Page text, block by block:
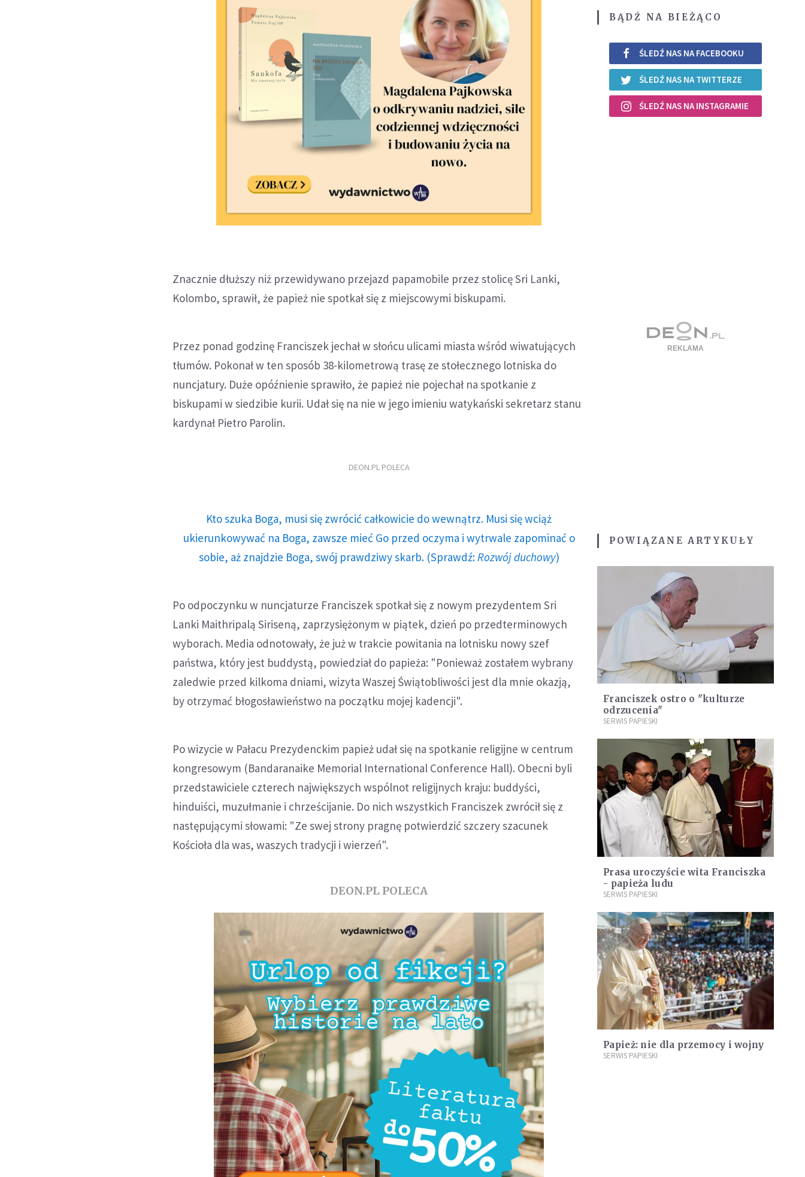
Znacznie dłuższy niż przewidywano przejazd papamobile przez stolicę Sri Lanki,
Kolombo, sprawił, że papież nie spotkał się z miejscowymi biskupami.
Przez ponad godzinę Franciszek jechał w słońcu ulicami miasta wśród wiwatujących
tłumów. Pokonał w ten sposób 38-kilometrową trasę ze stołecznego lotniska do
nuncjatury. Duże opóźnienie sprawiło, że papież nie pojechał na spotkanie z
biskupami w siedzibie kurii. Udał się na nie w jego imieniu watykański sekretarz stanu
kardynał Pietro Parolin.
DEON.PL POLECA
Kto szuka Boga, musi się zwrócić całkowicie do wewnątrz. Musi się wciąż
ukierunkowywać na Boga, zawsze mieć Go przed oczyma i wytrwale zapominać o
sobie, aż znajdzie Boga, swój prawdziwy skarb. (Sprawdź: Rozwój duchowy)
Po odpoczynku w nuncjaturze Franciszek spotkał się z nowym prezydentem Sri
Lanki Maithripalą Siriseną, zaprzysiężonym w piątek, dzień po przedterminowych
wyborach. Media odnotowały, że już w trakcie powitania na lotnisku nowy szef
państwa, który jest buddystą, powiedział do papieża: "Ponieważ zostałem wybrany
zaledwie przed kilkoma dniami, wizyta Waszej Świątobliwości jest dla mnie okazją,
by otrzymać błogosławieństwo na początku mojej kadencji".
Po wizycie w Pałacu Prezydenckim papież udał się na spotkanie religijne w centrum
kongresowym (Bandaranaike Memorial International Conference Hall). Obecni byli
przedstawiciele czterech największych wspólnot religijnych kraju: buddyści,
hinduiści, muzułmanie i chrześcijanie. Do nich wszystkich Franciszek zwrócił się z
następującymi słowami: "Ze swej strony pragnę potwierdzić szczery szacunek
Kościoła dla was, waszych tradycji i wierzeń".
DEON.PL POLECA
BĄDŹ NA BIEŻĄCO
ŚLEDŹ NAS NA FACEBOOKU
ŚLEDŹ NAS NA TWITTERZE
ŚLEDŹ NAS NA INSTAGRAMIE
POWIĄZANE ARTYKUŁY
Franciszek ostro o "kulturze
odrzucenia"
SERWIS PAPIESKI
Prasa uroczyście wita Franciszka
- papieża ludu
SERWIS PAPIESKI
Papież: nie dla przemocy i wojny
SERWIS PAPIESKI